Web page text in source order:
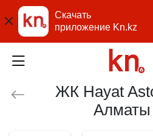
Скачать
приложение Kn.kz
ЖК Hayat
Алматы